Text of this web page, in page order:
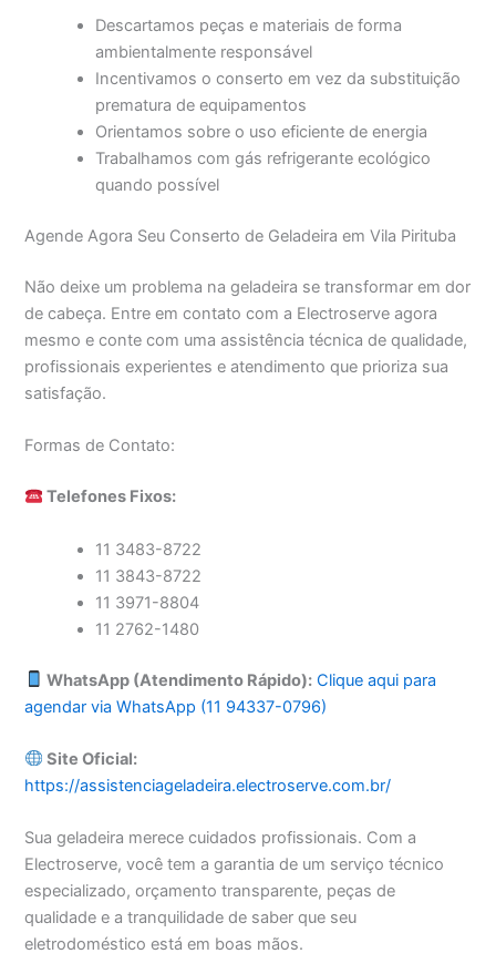
Descartamos peças e materiais de forma
ambientalmente responsável
Incentivamos o conserto em vez da substituição
prematura de equipamentos
Orientamos sobre o uso eficiente de energia
Trabalhamos com gás refrigerante ecológico
quando possível
Agende Agora Seu Conserto de Geladeira em Vila Pirituba
Não deixe um problema na geladeira se transformar em dor
de cabeça. Entre em contato com a Electroserve agora
mesmo e conte com uma assistência técnica de qualidade,
profissionais experientes e atendimento que prioriza sua
satisfação.
Formas de Contato:
Telefones Fixos:
11 3483-8722
11 3843-8722
11 3971-8804
11 2762-1480
WhatsApp (Atendimento Rápido): Clique aqui para
agendar via WhatsApp (11 94337-0796)
Site Oficial:
https://assistenciageladeira.electroserve.com.br/
Sua geladeira merece cuidados profissionais. Com a
Electroserve, você tem a garantia de um serviço técnico
especializado, orçamento transparente, peças de
qualidade e a tranquilidade de saber que seu
eletrodoméstico está em boas mãos.